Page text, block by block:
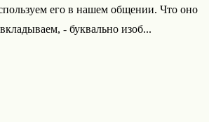
его в нашем общении. Что оно
- буквально изоб...